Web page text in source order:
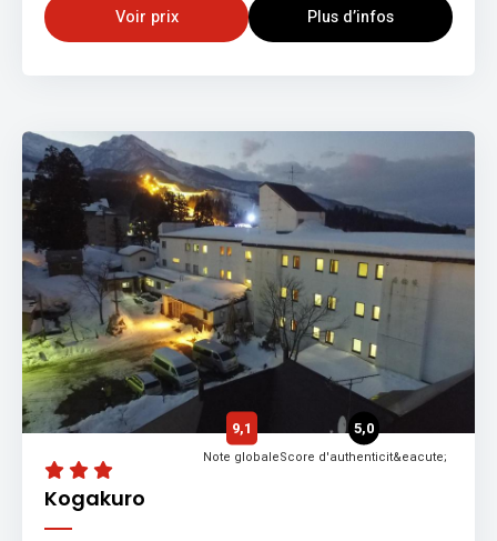
Voir prix Plus d’infos
Kogakuro
9,1
Note globale
5,0
Score d'authenticit&eacute;